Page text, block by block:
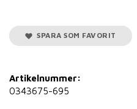
SPARA SOM FAVORIT
Artikelnummer:
0343675-695